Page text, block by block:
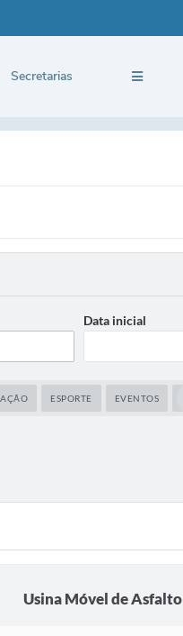
Secretarias
Data inicial
ESPORTE EVENTOS
Usina Móvel de Asfalto